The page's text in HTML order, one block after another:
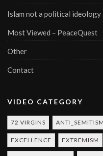
Islam not a political ideology
Most Viewed – PeaceQuest
Other
Contact
VIDEO CATEGORY
72 VIRGINS ANTI_SEMITISM
EXCELLENCE EXTREMISM